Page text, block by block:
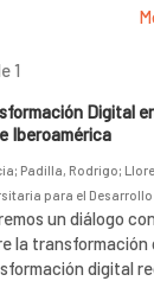
1
Digital
Iberoamérica
; Padilla, Rodrigo;
para el
un diálogo
la transformación
digital